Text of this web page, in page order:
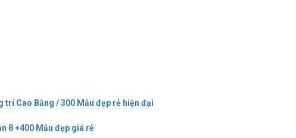
trí Cao Bằng / 300 Mẫu đẹp rẻ hiện đại
8 +400 Mẫu đẹp giá rẻ